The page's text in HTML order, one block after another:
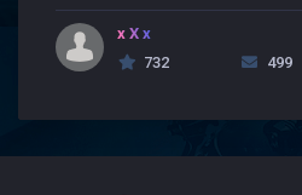
x X x
732
499